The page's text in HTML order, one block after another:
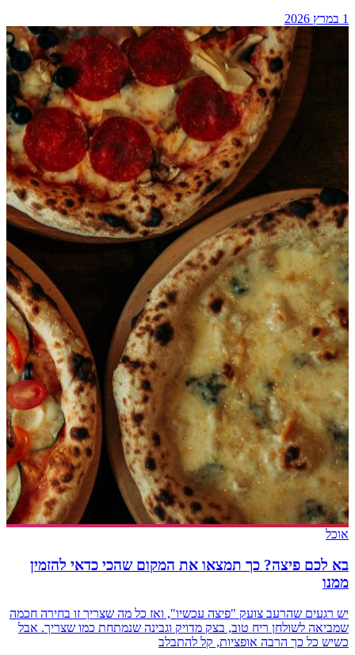
1 במרץ 2026
אוכל
בא לכם פיצה? כך תמצאו את המקום שהכי כדאי להזמין
ממנו
יש רגעים שהרעב צועק "פיצה עכשיו", ואז כל מה שצריך זו בחירה חכמה
שמביאה לשולחן ריח טוב, בצק מדויק וגבינה שנמתחת כמו שצריך. אבל
כשיש כל כך הרבה אופציות, קל להתבלב